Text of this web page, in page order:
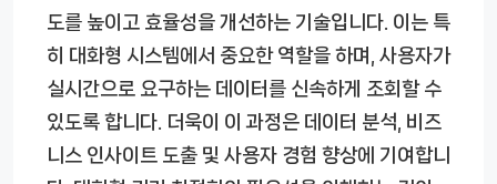
도를 높이고 효율성을 개선하는 기술입니다. 이는 특
히 대화형 시스템에서 중요한 역할을 하며, 사용자가
실시간으로 요구하는 데이터를 신속하게 조회할 수
있도록 합니다. 더욱이 이 과정은 데이터 분석, 비즈
니스 인사이트 도출 및 사용자 경험 향상에 기여합니